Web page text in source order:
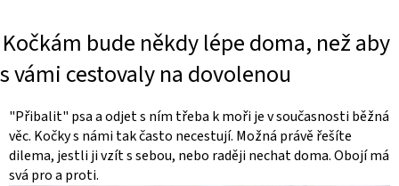
Kočkám bude někdy lépe doma, než aby
s vámi cestovaly na dovolenou
"Přibalit" psa a odjet s ním třeba k moři je v současnosti běžná
věc. Kočky s námi tak často necestují. Možná právě řešíte
dilema, jestli ji vzít s sebou, nebo raději nechat doma. Obojí má
svá pro a proti.